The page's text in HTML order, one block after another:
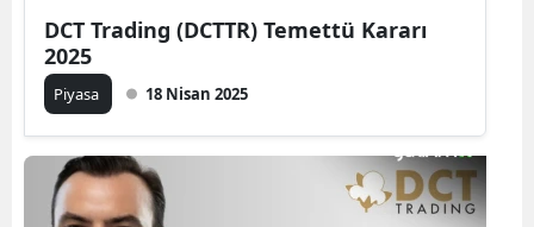
DCT Trading (DCTTR) Temettü Kararı
2025
Piyasa 18 Nisan 2025